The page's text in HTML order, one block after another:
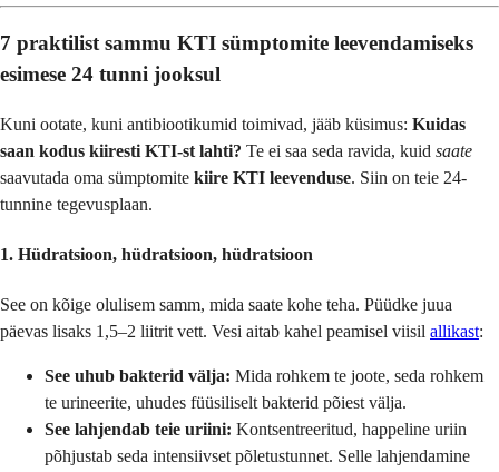
7 praktilist sammu KTI sümptomite leevendamiseks
esimese 24 tunni jooksul
Kuni ootate, kuni antibiootikumid toimivad, jääb küsimus: Kuidas
saan kodus kiiresti KTI-st lahti? Te ei saa seda ravida, kuid saate
saavutada oma sümptomite kiire KTI leevenduse. Siin on teie 24-
tunnine tegevusplaan.
1. Hüdratsioon, hüdratsioon, hüdratsioon
See on kõige olulisem samm, mida saate kohe teha. Püüdke juua
päevas lisaks 1,5–2 liitrit vett. Vesi aitab kahel peamisel viisil allikast:
See uhub bakterid välja: Mida rohkem te joote, seda rohkem
te urineerite, uhudes füüsiliselt bakterid põiest välja.
See lahjendab teie uriini: Kontsentreeritud, happeline uriin
põhjustab seda intensiivset põletustunnet. Selle lahjendamine